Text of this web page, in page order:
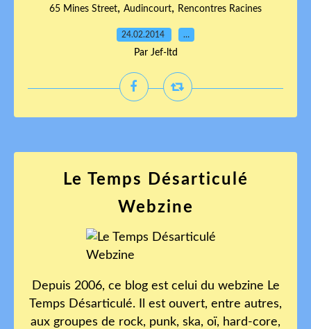
65 Mines Street, Audincourt, Rencontres Racines
24.02.2014 …
Par Jef-ltd
Le Temps Désarticulé
Webzine
Depuis 2006, ce blog est celui du webzine Le
Temps Désarticulé. Il est ouvert, entre autres,
aux groupes de rock, punk, ska, oï, hard-core,